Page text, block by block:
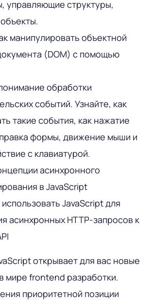
управляющие структуры,
манипулировать объектной
(DOM) с помощью
обработки
событий. Узнайте, как
такие события, как нажатие
формы, движение мыши и
с клавиатурой.
асинхронного
в JavaScript
JavaScript для
асинхронных HTTP-запросов к
открывает для вас новые
мире frontend разработки.
приоритетной позиции